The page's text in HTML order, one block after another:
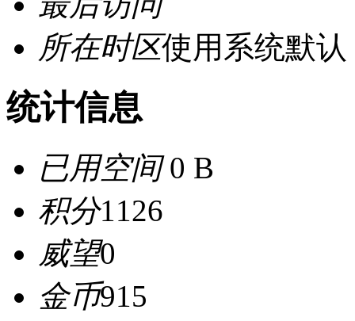
所在时区使用系统默认
统计信息
已用空间0 B
积分1126
威望0
金币915